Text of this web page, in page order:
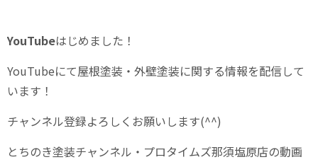
YouTubeはじめました！
YouTubeにて屋根塗装・外壁塗装に関する情報を配信して
います！
チャンネル登録よろしくお願いします(^^)
とちのき塗装チャンネル・プロタイムズ那須塩原店の動画